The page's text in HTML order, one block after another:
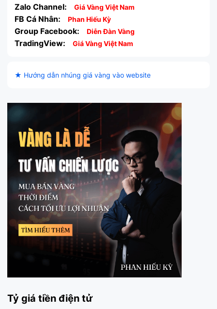
Zalo Channel: Giá Vàng Việt Nam
FB Cá Nhân: Phan Hiếu Kỳ
Group Facebook: Diễn Đàn Vàng
TradingView: Giá Vàng Việt Nam
★ Hướng dẫn nhúng giá vàng vào website
Tỷ giá tiền điện tử